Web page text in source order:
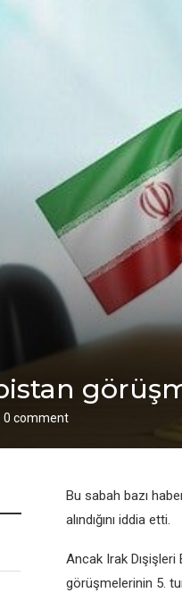
0 comment
Bu sabah bazı
alındığını iddia еtti.
Ancak Irak Dışişlеri
görüşmеlеrinin 5.